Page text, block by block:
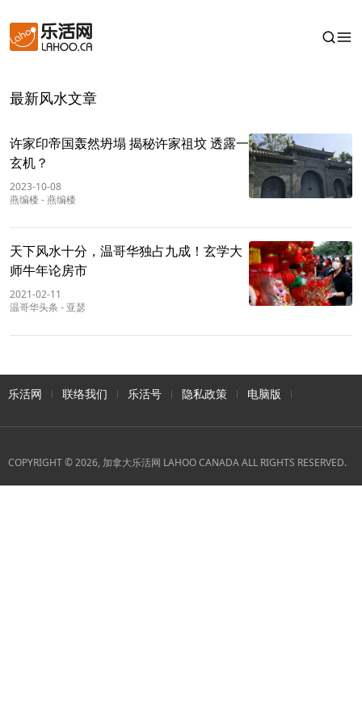
最新风水文章
许家印帝国轰然坍塌 揭秘许家祖坟 透露一
玄机？
2023-10-08
燕编楼 -燕编楼
天下风水十分，温哥华独占九成！玄学大
师牛年论房市
2021-02-11
温哥华头条 - 亚瑟
乐活网 联络我们 乐活号 隐私政策 电脑版
COPYRIGHT © 2026, 加拿大乐活网 LAHOO CANADA ALL RIGHTS RESERVED.